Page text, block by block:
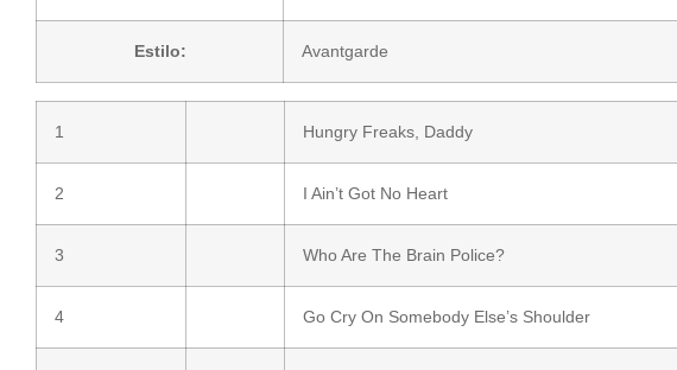
Estilo: Avantgarde
1 Hungry Freaks, Daddy
2 I Ain’t Got No Heart
3 Who Are The Brain Police?
4 Go Cry On Somebody Else’s Shoulder